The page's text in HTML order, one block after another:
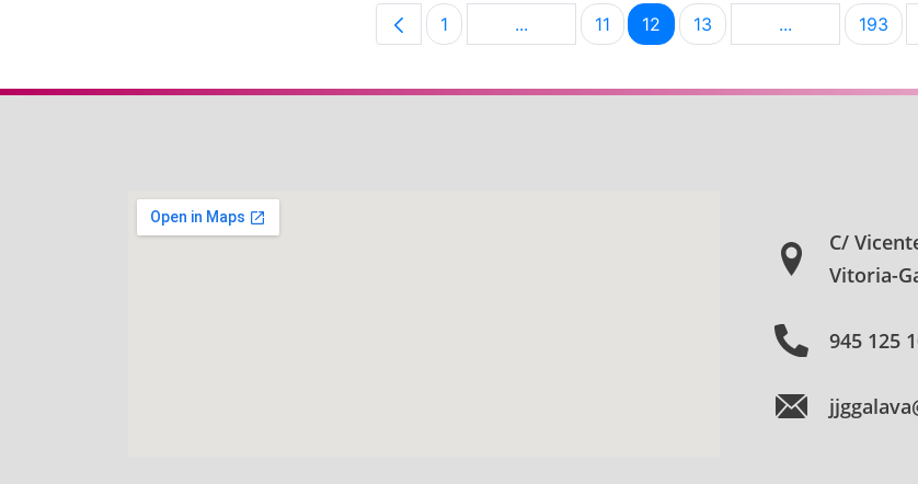
Página
1 ...Páginas intermedias Use TAB para desplazarse.
Página
11 Página
12 Página
13 ...Páginas 193
C/
Vitoria-
945 125